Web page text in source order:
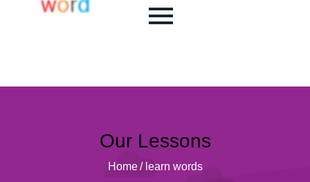
Our Lessons
Home / learn words